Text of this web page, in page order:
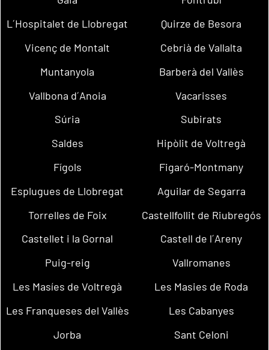
L´Hospitalet de Llobregat
Quirze de Besora
Vicenç de Montalt
Cebrià de Vallalta
Muntanyola
Barberà del Vallès
Vallbona d´Anoia
Vacarisses
Súria
Subirats
Saldes
Hipòlit de Voltregà
Fígols
Figaró-Montmany
Esplugues de Llobregat
Aguilar de Segarra
Torrelles de Foix
Castellfollit de Riubregós
Castellet i la Gornal
Castell de l´Areny
Puig-reig
Vallromanes
Les Masíes de Voltregà
Les Masies de Roda
Les Franqueses del Vallès
Les Cabanyes
Jorba
Sant Celoni